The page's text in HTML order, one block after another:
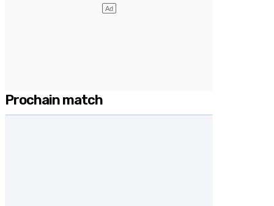
Prochain match